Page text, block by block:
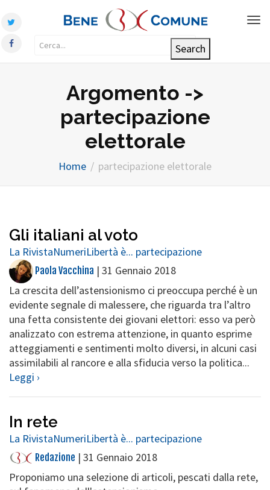
Argomento ->
partecipazione
elettorale
Home partecipazione elettorale
Gli italiani al voto
La RivistaNumeriLibertà è... partecipazione
Paola Vacchina | 31 Gennaio 2018
La crescita dell’astensionismo ci preoccupa perché è un
evidente segnale di malessere, che riguarda tra l’altro
una fetta consistente dei giovani elettori: esso va però
analizzato con estrema attenzione, in quanto esprime
atteggiamenti e sentimenti molto diversi, in alcuni casi
assimilabili al rancore e alla sfiducia verso la politica...
Leggi ›
In rete
La RivistaNumeriLibertà è... partecipazione
Redazione | 31 Gennaio 2018
Proponiamo una selezione di articoli, pescati dalla rete,